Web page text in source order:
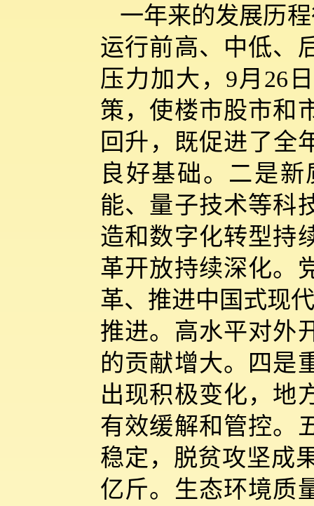
一年来的发展历
运行前高、中低、
压力加大，9月26
策，使楼市股市和
回升，既促进了全
良好基础。二是
能、量子技术等科
造和数字化转型持
革开放持续深化。
革、推进中国式现
推进。高水平对外
的贡献增大。四是
出现积极变化，地
有效缓解和管控。
稳定，脱贫攻坚成
亿斤。生态环境质